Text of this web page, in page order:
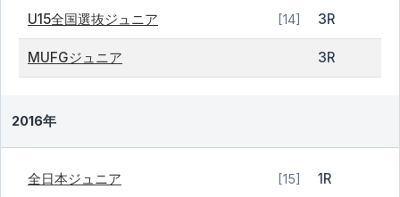
U15全国選抜ジュニア [14] 3R
MUFGジュニア 3R
2016年
全日本ジュニア [15] 1R